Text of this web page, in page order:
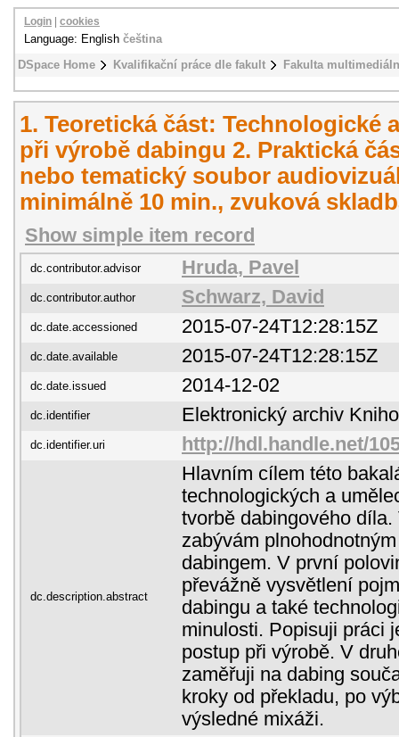
DSpace Home Kvalifikační práce dle fakult Fakulta
Login cookies
Language: English čeština
1. Teoretická část: Technologické
při výrobě dabingu 2. Praktická
nebo tematický soubor
minimálně 10 min., zvuková
Show simple item record
dc.contributor.advisor Hruda, Pavel
dc.contributor.author Schwarz, David
dc.date.accessioned 2015-07-24T12:28:15Z
dc.date.available 2015-07-24T12:28:15Z
dc.date.issued 2014-12-02
dc.identifier Elektronický archiv
dc.identifier.uri http://hdl.handle.net/
dc.description.abstract
Hlavním cílem této
technologických a
tvorbě dabingového
zabývám
dabingem. V první
převážně vysvětlení
dabingu a také
minulosti. Popisuji práci
postup při výrobě. V
zaměřuji na dabing
kroky od překladu, po
výsledné mixáži.